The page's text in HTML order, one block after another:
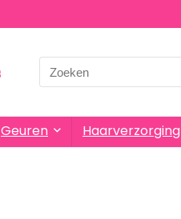
Search
for:
Geuren Haarverzorging